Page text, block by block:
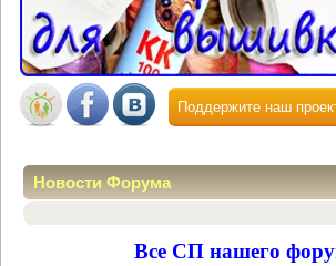
Поддержите наш
Новости Форума
Все СП нашего